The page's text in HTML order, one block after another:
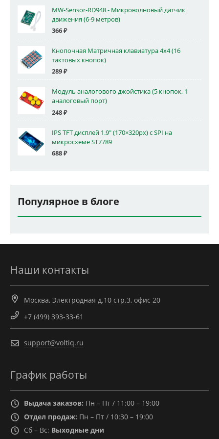
MW-Sensor-RD948 - Микроволновый датчик
движения (6-9 метров)
366₽
Кнопочная Матричная клавиатура 4x4 (16
тактовых кнопок)
289₽
Модуль аналогового джойстика (5 кнопок, 1
аналоговый порт)
248₽
IPS TFT дисплей 1.9" (170×320px) с SPI на
микросхеме ST7789
688₽
Популярное в блоге
Наши контакты
Москва, Электродная д.10 стр.3, офис 20
+7 (499) 393-33-61
support@voltiq.ru
График работы
Выдача заказов: Пн – Пт / 11:00 – 19:00
Отдел продаж: Пн – Пт / 10:30 – 19:00
Сб – Вс: Выходные дни